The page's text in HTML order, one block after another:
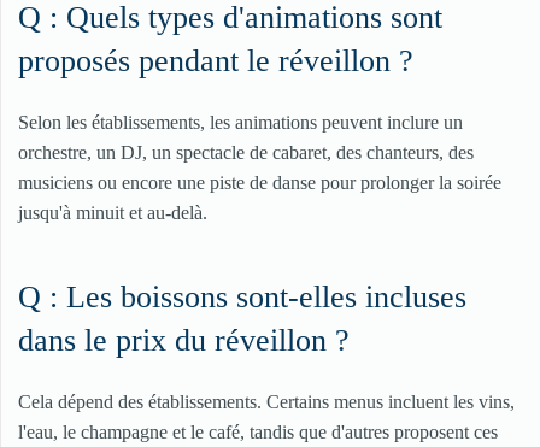
Q : Quels types d'animations sont
proposés pendant le réveillon ?
Selon les établissements, les animations peuvent inclure un
orchestre, un DJ, un spectacle de cabaret, des chanteurs, des
musiciens ou encore une piste de danse pour prolonger la soirée
jusqu'à minuit et au-delà.
Q : Les boissons sont-elles incluses
dans le prix du réveillon ?
Cela dépend des établissements. Certains menus incluent les vins,
l'eau, le champagne et le café, tandis que d'autres proposent ces